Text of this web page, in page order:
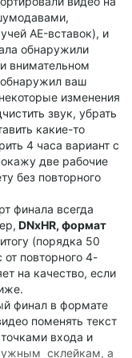
при
из Менеджера
ошибкой:
pro-bugs/include-
manager-collect-
AE-вставок), и
обнаружили
внимательном
ваш
изменения
звук, убрать
какие-то
4 часа вариант с
две рабочие
без повторного
финала всегда
DNxHR, формат
(порядка 50
от повторного 4-
на качество, если
финал в формате
поменять текст
входа и
склейкам, а